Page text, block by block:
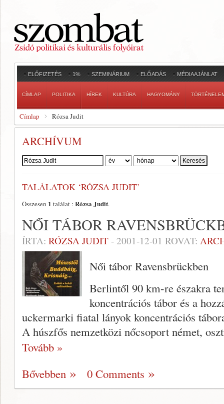
ELŐFIZETÉS 1% SZEMINÁRIUM ELŐADÁS MÉDIAAJÁNLAT
CÍMLAP POLITIKA HÍREK KULTÚRA HAGYOMÁNY
Címlap Rózsa Judit
ARCHÍVUM
Szerző:
TALÁLATOK ‘RÓZSA JUDIT’
Összesen 1 találat : Rózsa Judit.
NŐI TÁBOR
ÍRTA: RÓZSA JUDIT - 2001-12-01 ROVAT:
Női tábor Ravensbrückben
Berlintől 90 km-re északra
koncentráci­ós tábor és a
uckermarki fiatal lányok koncentrációs
A húszfős nemzetközi nőcsoport né­met,
Tovább »
Bővebben
0 Comments